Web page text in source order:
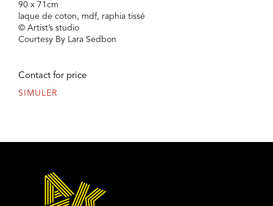
90 x 71cm
laque de coton, mdf, raphia tissé
© Artist’s studio
Courtesy By Lara Sedbon
Contact for price
SIMULER